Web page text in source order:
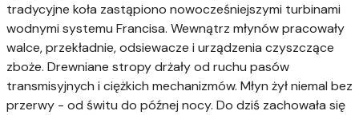
tradycyjne koła zastąpiono nowocześniejszymi turbinami
wodnymi systemu Francisa. Wewnątrz młynów pracowały
walce, przekładnie, odsiewacze i urządzenia czyszczące
zboże. Drewniane stropy drżały od ruchu pasów
transmisyjnych i ciężkich mechanizmów. Młyn żył niemal bez
przerwy - od świtu do późnej nocy. Do dziś zachowała się